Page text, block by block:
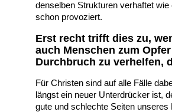
denselben Strukturen verhaftet
schon provoziert.
Erst recht trifft dies zu,
auch Menschen zum
Durchbruch zu verhelfen,
Für Christen sind auf alle Fälle
längst ein neuer Unterdrücker ist,
gute und schlechte Seiten